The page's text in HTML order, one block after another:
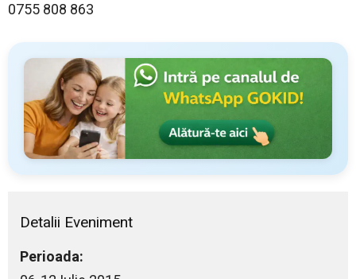
0755 808 863
Detalii Eveniment
Perioada: